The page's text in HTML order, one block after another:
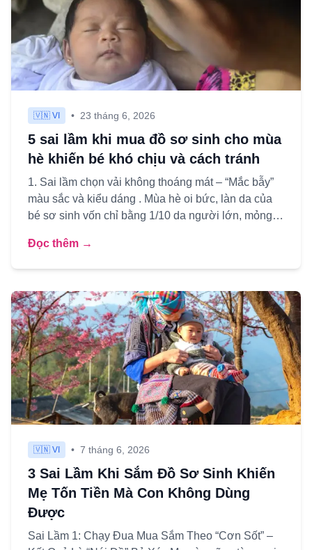
🇻🇳 VI • 23 tháng 6, 2026
5 sai lầm khi mua đồ sơ sinh cho mùa
hè khiến bé khó chịu và cách tránh
1. Sai lầm chọn vải không thoáng mát – “Mắc bẫy”
màu sắc và kiểu dáng . Mùa hè oi bức, làn da của
bé sơ sinh vốn chỉ bằng 1/10 da người lớn, mỏng
Đọc thêm →
🇻🇳 VI • 7 tháng 6, 2026
3 Sai Lầm Khi Sắm Đồ Sơ Sinh Khiến
Mẹ Tốn Tiền Mà Con Không Dùng
Được
Sai Lầm 1: Chạy Đua Mua Sắm Theo “Cơn Sốt” –